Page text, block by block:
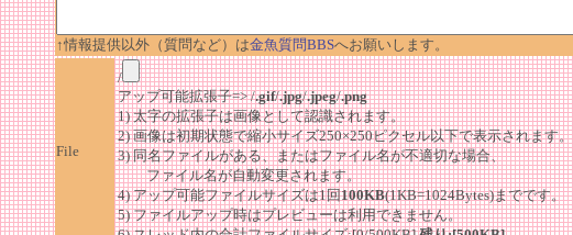
↑情報提供以外（質問など）は金魚質問BBSへお願いします。
File
/
アップ可能拡張子=> /.gif/.jpg/.jpeg/.png
1) 太字の拡張子は画像として認識されます。
2) 画像は初期状態で縮小サイズ250×250ピクセル以下で表示されます。
3) 同名ファイルがある、またはファイル名が不適切な場合、
ファイル名が自動変更されます。
4) アップ可能ファイルサイズは1回100KB(1KB=1024Bytes)までです。
5) ファイルアップ時はプレビューは利用できません。